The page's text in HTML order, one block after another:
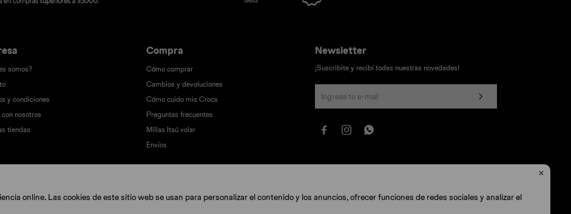

online. Las cookies de este sitio web se usan para personalizar el contenido y los anuncios, ofrecer funciones de redes sociales y analizar el
somos?
y condiciones
con nosotros
tiendas
Compra
Cómo comprar
Cambios y devoluciones
Cómo cuido mis Crocs
Preguntas frecuentes
Millas Itaú volar
Envíos
Newsletter
¡Suscribite y recibí todas nuestras novedades!
  